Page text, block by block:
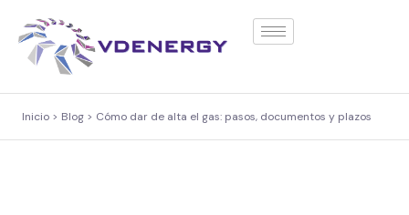
Inicio > Blog > Cómo dar de alta el gas: pasos, documentos y plazos